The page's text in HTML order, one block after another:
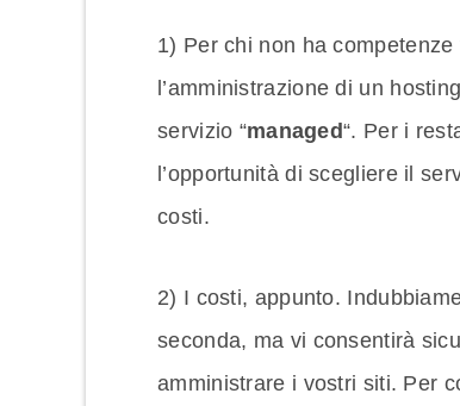
1) Per chi non ha
l’amministrazione di un
servizio “managed“. Per i
l’opportunità di scegliere il
costi.
2) I costi, appunto.
seconda, ma vi consentirà
amministrare i vostri siti. Per